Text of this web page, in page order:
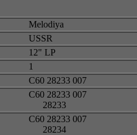
Melodiya
USSR
12" LP
1
С60 28233 007
С60 28233 007
28233
С60 28233 007
28234